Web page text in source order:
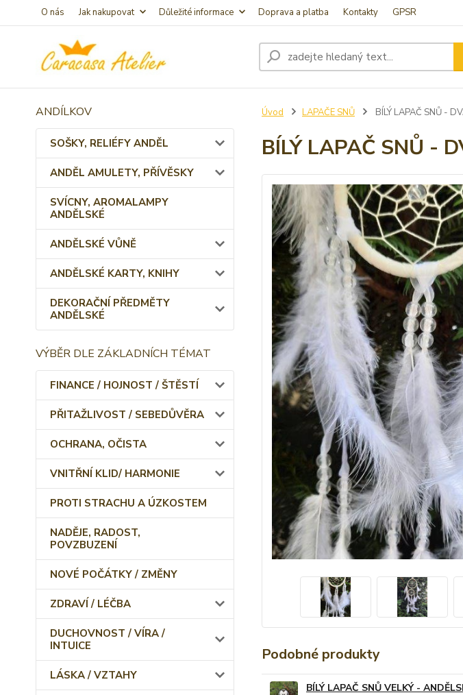
O nás Jak nakupovat Důležité informace Doprava a platba Kontakty GPSR
ANDÍLKOV
SOŠKY, RELIÉFY ANDĚL
ANDĚL AMULETY, PŘÍVĚSKY
SVÍCNY, AROMALAMPY
ANDĚLSKÉ
ANDĚLSKÉ VŮNĚ
ANDĚLSKÉ KARTY, KNIHY
DEKORAČNÍ PŘEDMĚTY
ANDĚLSKÉ
VÝBĚR DLE ZÁKLADNÍCH TÉMAT
FINANCE / HOJNOST / ŠTĚSTÍ
PŘITAŽLIVOST / SEBEDŮVĚRA
OCHRANA, OČISTA
VNITŘNÍ KLID/ HARMONIE
PROTI STRACHU A ÚZKOSTEM
NADĚJE, RADOST,
POVZBUZENÍ
NOVÉ POČÁTKY / ZMĚNY
ZDRAVÍ / LÉČBA
DUCHOVNOST / VÍRA /
INTUICE
LÁSKA / VZTAHY
Úvod LAPAČE SNŮ BÍLÝ LAPAČ SNŮ -
BÍLÝ LAPAČ SNŮ -
Podobné produkty
BÍLÝ LAPAČ SNŮ VELKÝ -